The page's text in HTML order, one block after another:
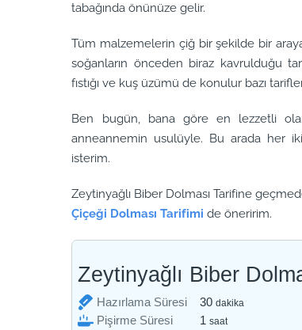
tabağında önünüze gelir.
Tüm malzemelerin çiğ bir şekilde bir
soğanların önceden biraz kavrulduğu
fıstığı ve kuş üzümü de konulur bazı
Ben bugün, bana göre en lezzetli
anneannemin usulüyle. Bu arada her
isterim.
Zeytinyağlı Biber Dolması Tarifine
Çiçeği Dolması Tarifimi de öneririm.
Zeytinyağlı Biber
Hazırlama Süresi 30dakika
dakika
Pişirme Süresi 1 saat
saat